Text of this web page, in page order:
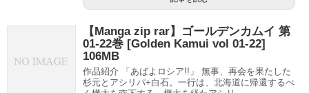
【Manga zip rar】ゴールデンカムイ 第
01-22巻 [Golden Kamui vol 01-22]
106MB
作品紹介 「あばよロシア!!」 無事、再会を果たした
杉元とアシリパ+白石。一行は、北海道に帰還するべ